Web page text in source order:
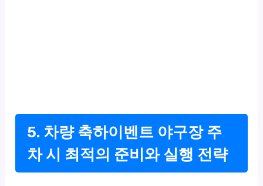
5. 차량 축하이벤트 야구장 주
차 시 최적의 준비와 실행 전략